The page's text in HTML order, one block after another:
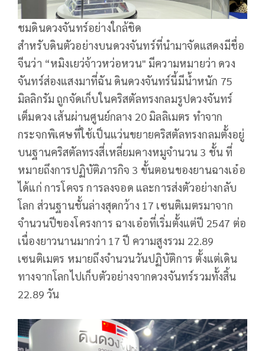
ชมดินดวงจันทร์อย่างใกล้ชิด
สำหรับดินตัวอย่างบนดวงจันทร์ที่นำมาจัดแสดงมีชื่อ
จีนว่า “หมิงเยว่จ้าวหว่อหวน" มีความหมายว่า ดวง
จันทร์ส่องแสงมาที่ฉัน ดินดวงจันทร์นี้มีน้ำหนัก 75
มิลลิกรัม ถูกจัดเก็บในคริสตัลทรงกลมรูปดวงจันทร์
เต็มดวง เส้นผ่านศูนย์กลาง 20 มิลลิเมตร ทำจาก
กระจกพิเศษที่ใช้เป็นแว่นขยายคริสตัลทรงกลมตั้งอยู่
บนฐานคริสตัลทรงสี่เหลี่ยมคางหมูจำนวน 3 ชั้น ที่
หมายถึงการปฏิบัติภารกิจ 3 ขั้นตอนของยานฉางเอ๋อ
ได้แก่ การโคจร การลงจอด และการส่งตัวอย่างกลับ
โลก ส่วนฐานชั้นล่างสุดกว้าง 17 เซนติเมตรมาจาก
จำนวนปีของโครงการ ฉางเอ๋อที่เริ่มตั้งแต่ปี 2547 ต่อ
เนื่องยาวนานมากว่า 17 ปี ความสูงรวม 22.89
เซนติเมตร หมายถึงจํานวนวันปฏิบัติการ ตั้งแต่เดิน
ทางจากโลกไปเก็บตัวอย่างจากดวงจันทร์รวมทั้งสิ้น
22.89 วัน